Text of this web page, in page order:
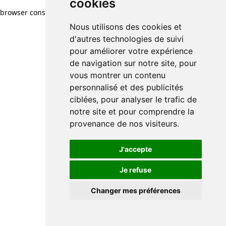
cookies
Nous utilisons des cookies et
d'autres technologies de suivi
pour améliorer votre expérience
de navigation sur notre site, pour
vous montrer un contenu
personnalisé et des publicités
ciblées, pour analyser le trafic de
notre site et pour comprendre la
provenance de nos visiteurs.
J'accepte
Je refuse
Changer mes préférences
browser console for more information)